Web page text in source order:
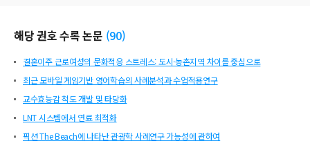
해당 권호 수록 논문 (90)
결혼이주 근로여성의 문화적응 스트레스: 도시·농촌지역 차이를 중심으로
최근 모바일 게임기반 영어학습의 사례분석과 수업적용연구
교수효능감 척도 개발 및 타당화
LNT 시스템에서 연료 최적화
픽션 The Beach에 나타난 관광학 사례연구 가능성에 관하여